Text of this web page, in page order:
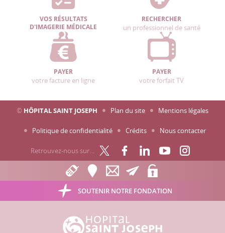
VOS RÉSULTATS
D'IMAGERIE MÉDICALE
RECHERCHER
un professionnel de santé
PAYER
votre facture en ligne
PAYER
votre forfait TV
© HÔPITAL SAINT JOSEPH Plan du site Mentions légales
Politique de confidentialité Crédits Nous contacter
Retrouvez-nous sur…
SOUTENIR NOTRE FONDATION
Hôpital Saint Joseph - Marseille